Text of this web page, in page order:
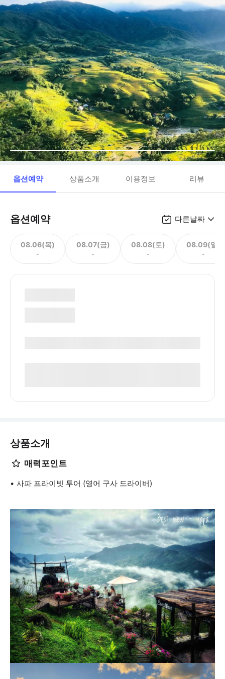
옵션예약 상품소개 이용정보 리뷰
옵션예약 다른날짜
08.06(목)
-
08.07(금)
-
08.08(토)
-
08.09(일)
-
상품소개
매력포인트
사파 프라이빗 투어 (영어 구사 드라이버)